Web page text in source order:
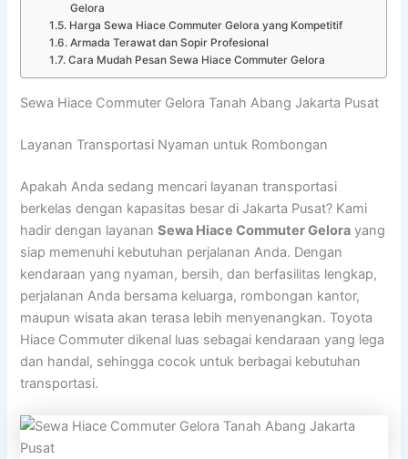
Gelora
Harga Sewa Hiace Commuter Gelora yang Kompetitif
Armada Terawat dan Sopir Profesional
Cara Mudah Pesan Sewa Hiace Commuter Gelora
Sewa Hiace Commuter Gelora Tanah Abang Jakarta Pusat
Layanan Transportasi Nyaman untuk Rombongan
Apakah Anda sedang mencari layanan transportasi
berkelas dengan kapasitas besar di Jakarta Pusat? Kami
hadir dengan layananSewa Hiace Commuter Gelora yang
siap memenuhi kebutuhan perjalanan Anda. Dengan
kendaraan yang nyaman, bersih, dan berfasilitas lengkap,
perjalanan Anda bersama keluarga, rombongan kantor,
maupun wisata akan terasa lebih menyenangkan. Toyota
Hiace Commuter dikenal luas sebagai kendaraan yang lega
dan handal, sehingga cocok untuk berbagai kebutuhan
transportasi.